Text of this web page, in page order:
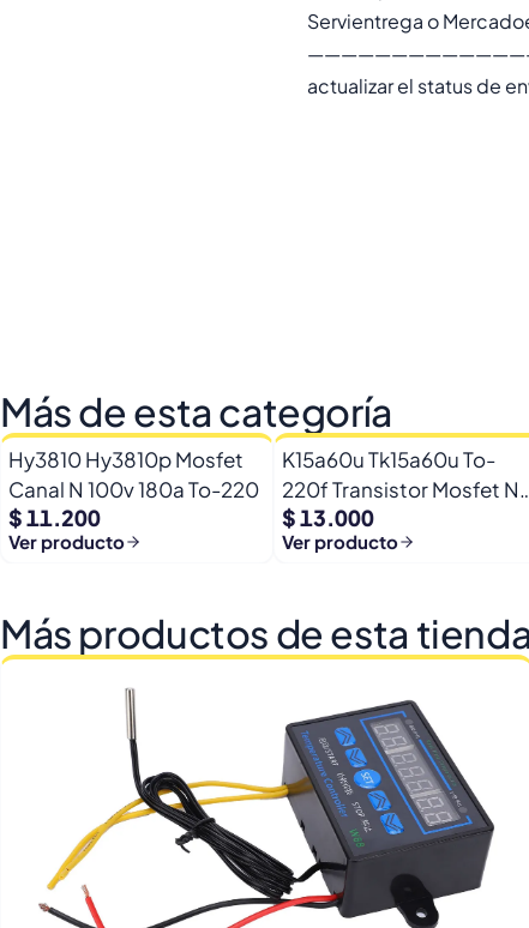
Servientrega o
actualizar el status de
Más de esta categoría
Hy3810 Hy3810p Mosfet
Canal N 100v 180a To-220
$ 11.200
Ver producto
K15a60u Tk15a60u To-
220f Transistor Mosfet N
600v 15a
$ 13.000
Ver producto
Más productos de esta tienda